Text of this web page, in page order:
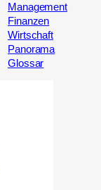
n
Management
Finanzen
Wirtschaft
Panorama
Glossar